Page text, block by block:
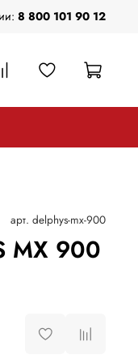
8 800 101 90 12
арт. delphys-mx-900
MX 900